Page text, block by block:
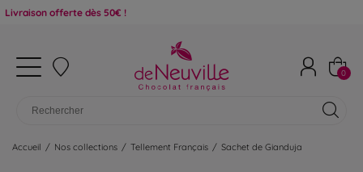
offerte dès 50€ !
0
Accueil / Nos collections / Tellement Français / Sachet de Gianduja